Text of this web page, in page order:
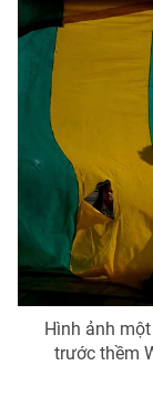
Hình ảnh
trước thềm